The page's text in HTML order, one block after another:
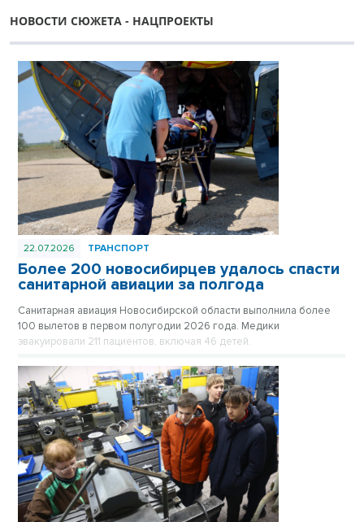
НОВОСТИ СЮЖЕТА - НАЦПРОЕКТЫ
22.07.2026 ТРАНСПОРТ
Более 200 новосибирцев удалось спасти
санитарной авиации за полгода
Санитарная авиация Новосибирской области выполнила более
100 вылетов в первом полугодии 2026 года. Медики
эвакуировали 211 пациентов, включая 46 детей.